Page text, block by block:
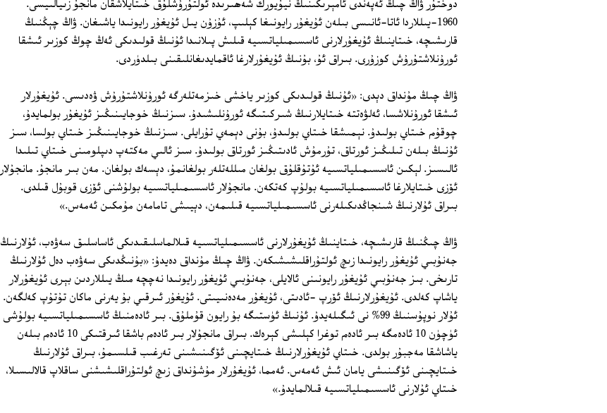
دوختۇر ۋاڭ چىڭ ئەپەندى ئامېرىكىنىڭ نيۇيورك شەھىرىدە ئولتۇرۇشلۇق خىتايلاشقان مانجۇ زىيالىيسى.
1960‏-يىللاردا ئاتا-ئانىسى بىلەن ئۇيغۇر رايونىغا كېلىپ، ئۇزۇن يىل ئۇيغۇر رايونىدا ياشىغان. ۋاڭ چېڭنىڭ
قارىشىچە، خىتاينىڭ ئۇيغۇرلارنى ئاسسىمىلياتسىيە قىلىش پىلانىدا ئۇنىڭ قولىدىكى ئەڭ چوڭ كوزىر ئىشقا
ئورۇنلاشتۇرۇش كوزۇرى. بىراق ئۇ، بۇنىڭ ئۇيغۇرلارغا ئاقمايدىغانلىقىنى بىلدۈردى.
ۋاڭ چىڭ مۇنداق دېدى: «ئۇنىڭ قولىدىكى كوزىر ياخشى خىزمەتلەرگە ئورۇنلاشتۇرۇش ۋەدىسى. ئۇيغۇرلار
ئىشقا ئورۇنلاشسا، ئەلۋەتتە خىتايلارنىڭ شىركىتىگە ئورۇنلىشىدۇ. سىزنىڭ خوجايىنىڭىز ئۇيغۇر بولمايدۇ،
چوقۇم خىتاي بولىدۇ. نېمىشقا خىتاي بولىدۇ، بۇنى دېمەي تۇرايلى. سىزنىڭ خوجايىنىڭىز خىتاي بولسا، سىز
ئۇنىڭ بىلەن تىلىڭىز ئورتاق، تۇرمۇش ئادىتىڭىز ئورتاق بولىدۇ. سىز ئالىي مەكتەپ دىپلومىنى خىتاي تىلىدا
ئالىسىز. لېكىن ئاسسىمىلياتسىيە ئۇتۇقلۇق بولغان مىللەتلەر بولغانمۇ، دېسەك بولغان. مەن بىر مانجۇ. مانجۇلار
ئۆزى خىتايلارغا ئاسسىمىلياتسىيە بولۇپ كەتكەن. مانجۇلار ئاسسىمىلياتسىيە بولۇشنى ئۆزى قوبۇل قىلدى.
بىراق ئۇلارنىڭ شىنجاڭدىكىلەرنى ئاسسىمىلياتسىيە قىلىمەن، دېيىشى تامامەن مۇمكىن ئەمەس.»
ۋاڭ چىڭنىڭ قارىشىچە، خىتاينىڭ ئۇيغۇرلارنى ئاسسىمىلياتسىيە قىلالماسلىقىدىكى ئاساسلىق سەۋەب، ئۇلارنىڭ
جەنۇبىي ئۇيغۇر رايونىدا زىچ ئولتۇراقلىشىشىكەن. ۋاڭ چىڭ مۇنداق دەيدۇ: «بۇنىڭدىكى سەۋەب دەل ئۇلارنىڭ
تارىخى. بىز جەنۇبىي ئۇيغۇر رايونىنى ئالايلى، جەنۇبىي ئۇيغۇر رايونىدا نەچچە مىڭ يىللاردىن بېرى ئۇيغۇرلار
ياشاپ كەلدى. ئۇيغۇرلارنىڭ ئۆرپ ‏-ئادىتى، ئۇيغۇر مەدەنىيىتى. ئۇيغۇر ئىرقىي بۇ يەرنى ماكان تۇتۇپ كەلگەن.
ئۇلار نوپۇسنىڭ 99% نى ئىگىلەيدۇ. ئۇنىڭ ئۈستىگە بۇ رايون قۇملۇق. بىر ئادەمنىڭ ئاسسىمىلياتسىيە بولۇشى
ئۈچۈن 10 ئادەمگە بىر ئادەم توغرا كېلىشى كېرەك. بىراق مانجۇلار بىر ئادەم باشقا ئىرقتىكى 10 ئادەم بىلەن
ياشاشقا مەجبۇر بولدى. خىتاي ئۇيغۇرلارنىڭ خىتايچىنى ئۆگىنىشىنى تەرغىب قىلسىمۇ، بىراق ئۇلارنىڭ
خىتايچىنى ئۆگىنىشى يامان ئىش ئەمەس. ئەمما، ئۇيغۇرلار مۇشۇنداق زىچ ئولتۇراقلىشىشنى ساقلاپ قالالىسىلا،
خىتاي ئۇلارنى ئاسسىمىلياتسىيە قىلالمايدۇ.»